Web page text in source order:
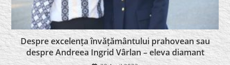
Despre excelența învățământului prahovean sau
despre Andreea Ingrid Vârlan – eleva diamant